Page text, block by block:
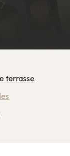
terrasse